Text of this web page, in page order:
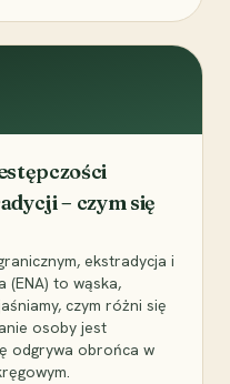
– czym się
ekstradycja i
(ENA) to wąska,
czym różni się
osoby jest
odgrywa obrońca w